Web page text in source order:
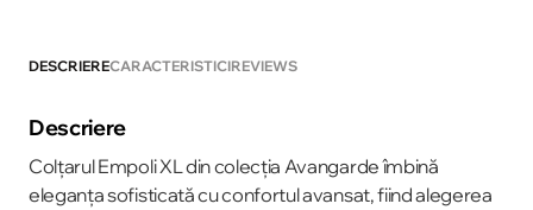
DESCRIERECARACTERISTICIREVIEWS
Descriere
Colțarul Empoli XL din colecția Avangarde îmbină
eleganța sofisticată cu confortul avansat, fiind alegerea